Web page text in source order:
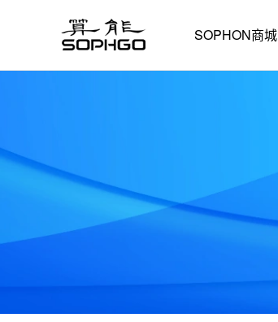
SOPHON商城